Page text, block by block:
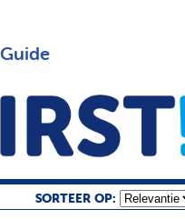
SORTEER OP: